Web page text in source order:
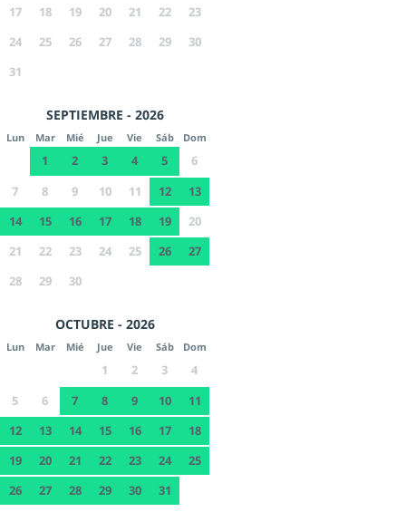
17
18 19 20 21 22
23
24
25 26 27 28 29
30
31
SEPTIEMBRE - 2026
Lun Mar Mié Jue Vie Sáb Dom
1 2 3 4 5
6
7
8 9 10 11 12
13
14
15 16 17 18 19
20
21
22 23 24 25 26
27
28
29 30
OCTUBRE - 2026
Lun Mar Mié Jue Vie Sáb Dom
1 2 3
4
5
6 7 8 9 10
11
12
13 14 15 16 17
18
19
20 21 22 23 24
25
26
27 28 29 30 31